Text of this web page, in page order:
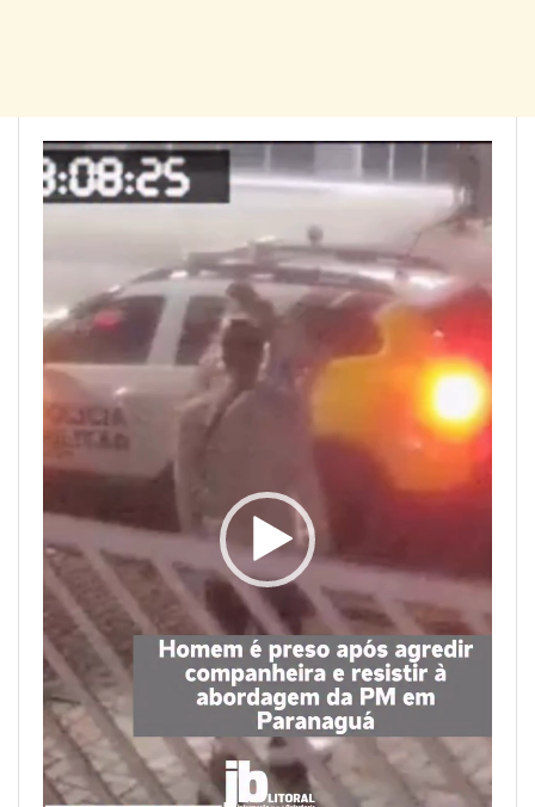
Tocador
de